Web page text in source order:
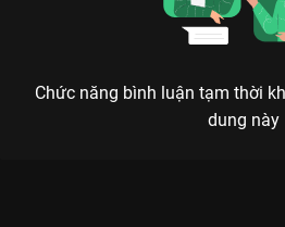
Chức năng bình luận tạm thời
dung này